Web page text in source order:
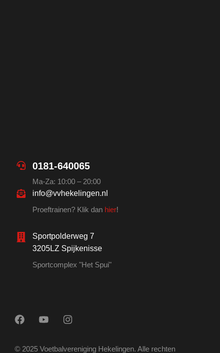
0181-640065
Ma-Za: 10:00 – 20:00
info@vvhekelingen.nl
Proeftrainen? Klik dan hier!
Sportpolderweg 7
3205LZ Spijkenisse
Sportcomplex "Het Spui"
© 2025 Voetbalvereniging Hekelingen. Alle rechten